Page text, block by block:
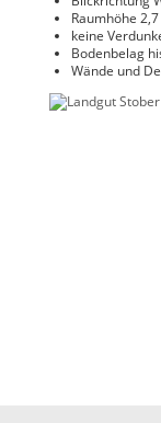
Raumhöhe
keine
Bodenbelag
Wände und